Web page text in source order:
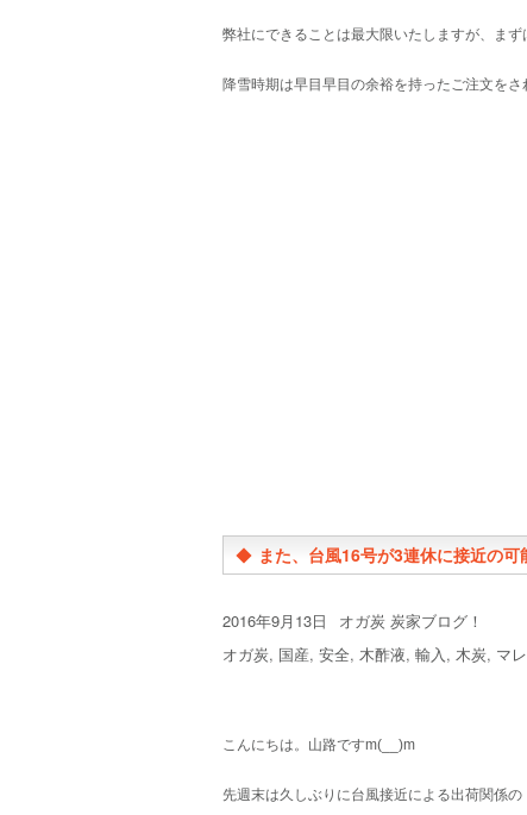
弊社にできることは最大限いたしますが、まず
降雪時期は早目早目の余裕を持ったご注文をさ
◆ また、台風16号が3連休に接近の可
投
稿
日:
2016年9月13日
カ
テ
ゴ
オガ炭 炭家ブログ！
タ
オガ炭, 国産, 安全, 木酢液, 輸入 , 木炭, マ
こんにちは。山路ですm(__)m
先週末は久しぶりに台風接近による出荷関係の